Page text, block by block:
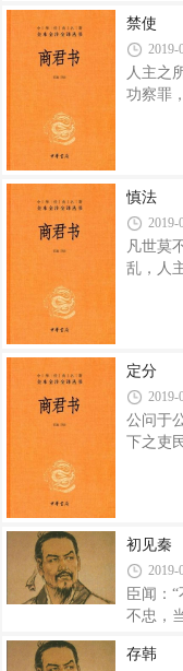
不畏刑
刑。法
令，而
明王之
禁使
2019-
人主之
功察罪
者，虽
清朝日
之势也
今恃多
慎法
2019-
凡世莫
乱，人
奸险，
求端悫
国之民
上举
定分
2019-
公问于
下之吏
故，辄
之所谓
令、损
之所谓
初见秦
2019-
臣闻：
不忠，
固齐，
存韩